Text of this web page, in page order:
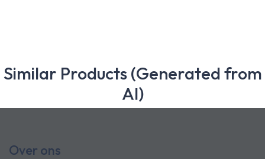
Similar Products (Generated from
AI)
Over ons